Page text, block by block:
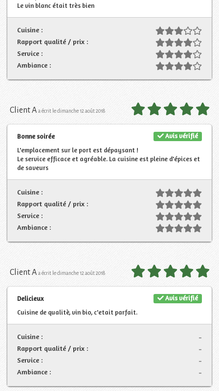
Le vin blanc était très bien
Cuisine :
Rapport qualité / prix :
Service :
Ambiance :
Client A a écrit le dimanche 12 août 2018
Avis vérifié
Bonne soirée
L'emplacement sur le port est dépaysant !
Le service efficace et agréable. La cuisine est pleine d'épices et
de saveurs
Cuisine :
Rapport qualité / prix :
Service :
Ambiance :
Client A a écrit le dimanche 12 août 2018
Avis vérifié
Delicieux
Cuisine de qualitè, vin bio, c'etait parfait.
-
Cuisine :
-
Rapport qualité / prix :
-
Service :
-
Ambiance :